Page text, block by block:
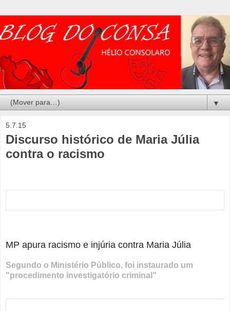
▼
5.7.15
Discurso histórico de Maria Júlia
contra o racismo
MP apura racismo e injúria contra Maria Júlia
Segundo o Ministério Público, foi instaurado um
"procedimento investigatório criminal"